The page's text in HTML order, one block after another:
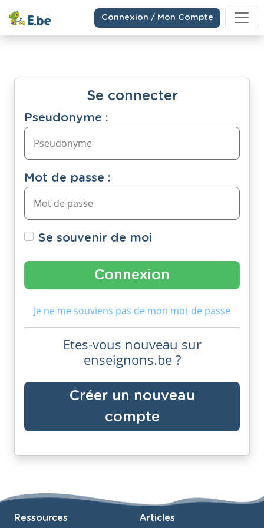
Connexion / Mon Compte
Se connecter
Pseudonyme :
Mot de passe :
Se souvenir de moi
Je ne me souviens pas de mon mot de passe
Etes-vous nouveau sur
enseignons.be ?
Créer un nouveau
compte
Ressources Articles